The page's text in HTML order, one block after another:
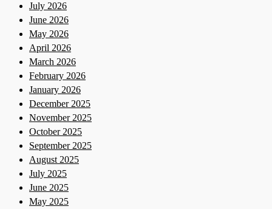
July 2026
June 2026
May 2026
April 2026
March 2026
February 2026
January 2026
December 2025
November 2025
October 2025
September 2025
August 2025
July 2025
June 2025
May 2025